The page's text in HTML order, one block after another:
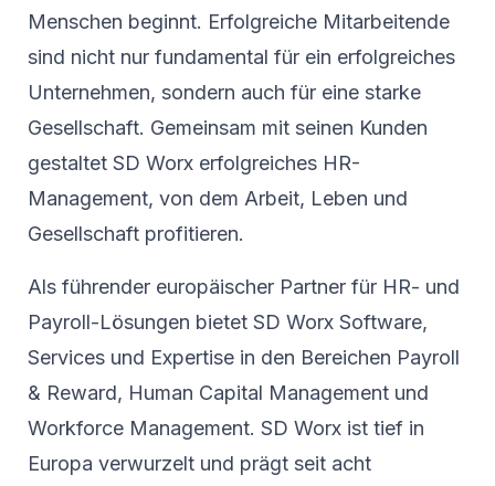
Menschen beginnt. Erfolgreiche Mitarbeitende
sind nicht nur fundamental für ein erfolgreiches
Unternehmen, sondern auch für eine starke
Gesellschaft. Gemeinsam mit seinen Kunden
gestaltet SD Worx erfolgreiches HR-
Management, von dem Arbeit, Leben und
Gesellschaft profitieren.
Als führender europäischer Partner für HR- und
Payroll-Lösungen bietet SD Worx Software,
Services und Expertise in den Bereichen Payroll
& Reward, Human Capital Management und
Workforce Management. SD Worx ist tief in
Europa verwurzelt und prägt seit acht